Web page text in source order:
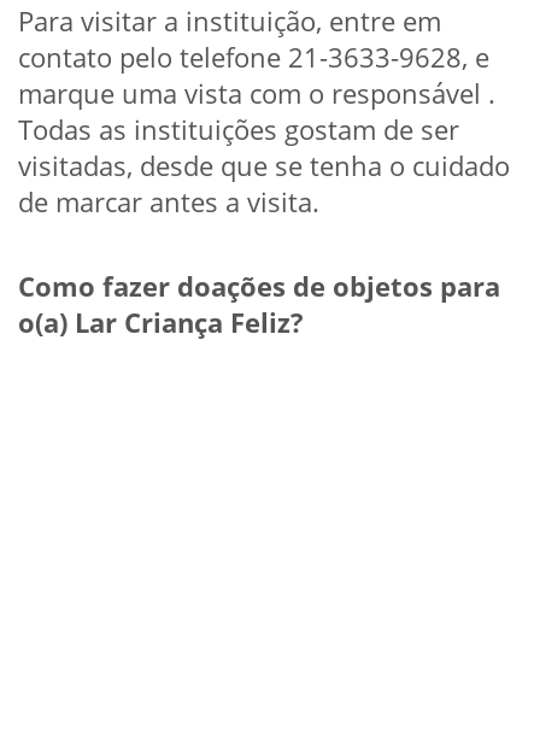
Para visitar a instituição, entre em
contato pelo telefone 21-3633-9628, e
marque uma vista com o responsável .
Todas as instituições gostam de ser
visitadas, desde que se tenha o cuidado
de marcar antes a visita.
Como fazer doações de objetos para
o(a) Lar Criança Feliz?